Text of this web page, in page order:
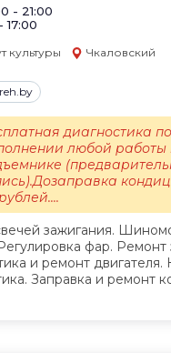
- 21:00
17:00
культуры Чкаловский
зажигания.
фар. Ремонт
и ремонт
Заправка и ремонт
диагностика
любой работы